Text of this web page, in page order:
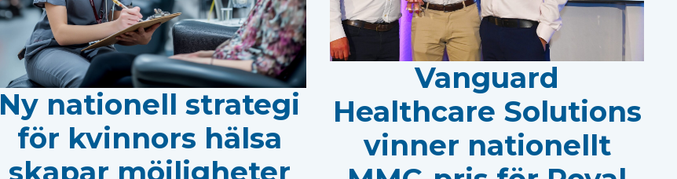
Ny nationell strategi
för kvinnors hälsa
Vanguard
Healthcare Solutions
vinner nationellt